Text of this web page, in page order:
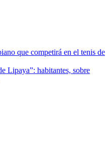
que competirá en el tenis de
Lipaya”: habitantes, sobre